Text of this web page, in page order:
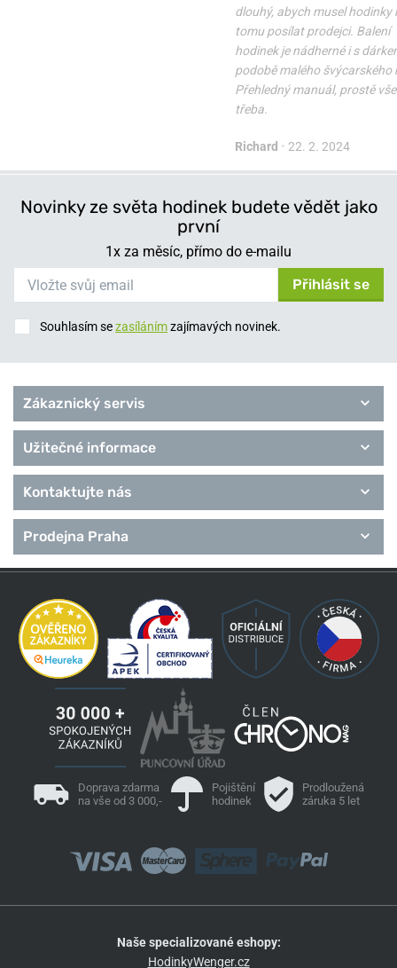
dlouhý, abych musel hodinky
tomu posílat prodejci. Balení
hodinek je nádherné i s
podobě malého švýcarského
Přehledný manuál, prostě
třeba.
Richard • 22. 2. 2024
Novinky ze světa hodinek budete vědět jako
první
1x za měsíc, přímo do e-mailu
Přihlásit se
Souhlasím sezasílánímzajímavých novinek.
Zákaznický servis
Užitečné informace
Kontaktujte nás
Prodejna Praha
Doprava zdarma
na vše od 3 000,-
Pojištění
hodinek
Prodloužená
záruka 5 let
Naše specializované eshopy:
HodinkyWenger.cz